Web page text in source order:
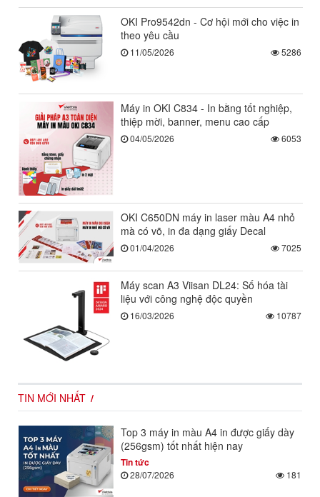
OKI Pro9542dn - Cơ hội mới cho việc in
theo yêu cầu
11/05/2026 5286
Máy in OKI C834 - In bằng tốt nghiệp,
thiệp mời, banner, menu cao cấp
04/05/2026 6053
OKI C650DN máy in laser màu A4 nhỏ
mà có võ, in đa dạng giấy Decal
01/04/2026 7025
Máy scan A3 Viisan DL24: Số hóa tài
liệu với công nghệ độc quyền
16/03/2026 10787
TIN MỚI NHẤT
Top 3 máy in màu A4 in được giấy dày
(256gsm) tốt nhất hiện nay
Tin tức
28/07/2026 181